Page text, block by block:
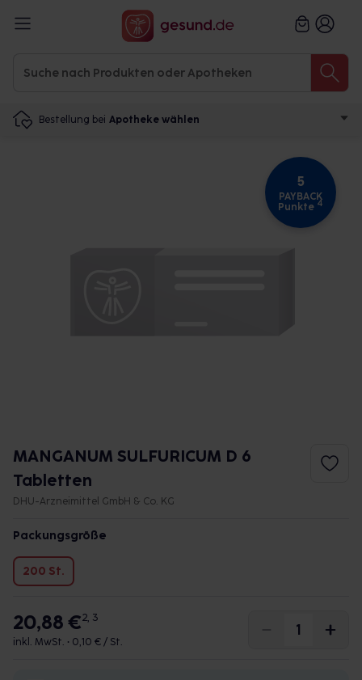
Bestellung bei Apotheke wählen
5
PAYBACK
Punkte 4
MANGANUM SULFURICUM D 6
Tabletten
DHU-Arzneimittel GmbH & Co. KG
Packungsgröße
200 St.
20,88 €2, 3
inkl. MwSt. • 0,10 € / St.